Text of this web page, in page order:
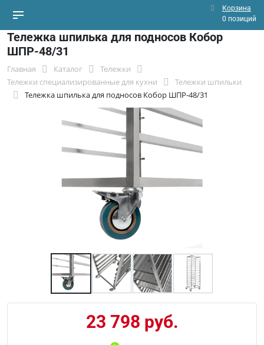
Корзина
0 позиций
Тележка шпилька для подносов Кобор
ШПР-48/31
Главная Каталог
Тележки
Тележки специализированные для кухни
Тележки шпильки
Тележка шпилька для подносов Кобор ШПР-48/31
23 798 руб.